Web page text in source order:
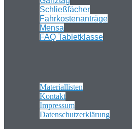
Schließfächer
Fahrkostenanträge
Mensa
FAQ Tabletklasse
Materiallisten
Kontakt
Impressum
Datenschutzerklärung